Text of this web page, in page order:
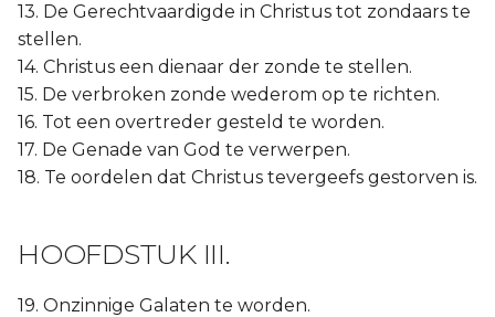
13. De Gerechtvaardigde in Christus tot zondaars te
stellen.
14. Christus een dienaar der zonde te stellen.
15. De verbroken zonde wederom op te richten.
16. Tot een overtreder gesteld te worden.
17. De Genade van God te verwerpen.
18. Te oordelen dat Christus tevergeefs gestorven is.
HOOFDSTUK III.
19. Onzinnige Galaten te worden.